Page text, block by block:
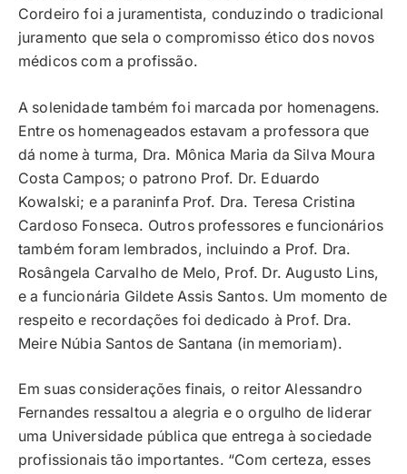
Cordeiro foi a juramentista, conduzindo o tradicional
juramento que sela o compromisso ético dos novos
médicos com a profissão.
A solenidade também foi marcada por homenagens.
Entre os homenageados estavam a professora que
dá nome à turma, Dra. Mônica Maria da Silva Moura
Costa Campos; o patrono Prof. Dr. Eduardo
Kowalski; e a paraninfa Prof. Dra. Teresa Cristina
Cardoso Fonseca. Outros professores e funcionários
também foram lembrados, incluindo a Prof. Dra.
Rosângela Carvalho de Melo, Prof. Dr. Augusto Lins,
e a funcionária Gildete Assis Santos. Um momento de
respeito e recordações foi dedicado à Prof. Dra.
Meire Núbia Santos de Santana (in memoriam).
Em suas considerações finais, o reitor Alessandro
Fernandes ressaltou a alegria e o orgulho de liderar
uma Universidade pública que entrega à sociedade
profissionais tão importantes. “Com certeza, esses